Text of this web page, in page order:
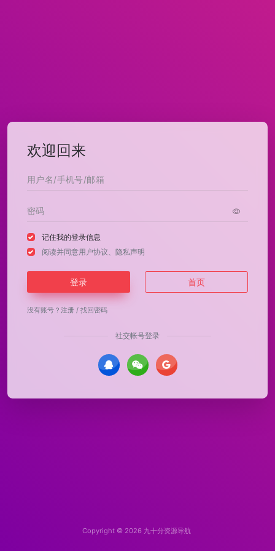
欢迎回来
记住我的登录信息
阅读并同意用户协议 隐私声明
登录 首页
没有账号？ 注册 / 找回密码
社交帐号登录
Copyright © 2026 九十分资源导航